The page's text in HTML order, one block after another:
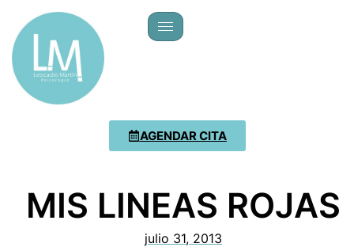
AGENDAR CITA
MIS LINEAS ROJAS
julio 31, 2013